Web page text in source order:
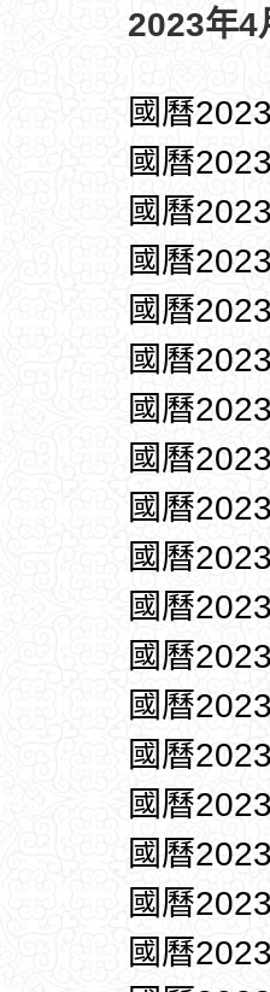
2023年4
國曆
國曆
國曆
國曆
國曆
國曆
國曆
國曆
國曆
國曆
國曆
國曆
國曆
國曆
國曆
國曆
國曆
國曆